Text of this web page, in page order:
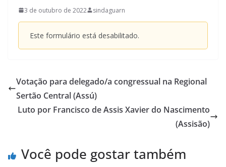
3 de outubro de 2022 sindaguarn
Este formulário está desabilitado.
Votação para delegado/a congressual na Regional
Sertão Central (Assú)
Luto por Francisco de Assis Xavier do Nascimento
(Assisão)
Você pode gostar também